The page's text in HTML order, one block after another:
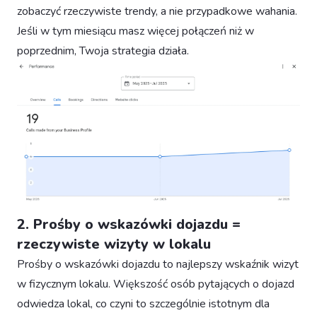
zobaczyć rzeczywiste trendy, a nie przypadkowe wahania.
Jeśli w tym miesiącu masz więcej połączeń niż w
poprzednim, Twoja strategia działa.
2. Prośby o wskazówki dojazdu =
rzeczywiste wizyty w lokalu
Prośby o wskazówki dojazdu to najlepszy wskaźnik wizyt
w fizycznym lokalu. Większość osób pytających o dojazd
odwiedza lokal, co czyni to szczególnie istotnym dla